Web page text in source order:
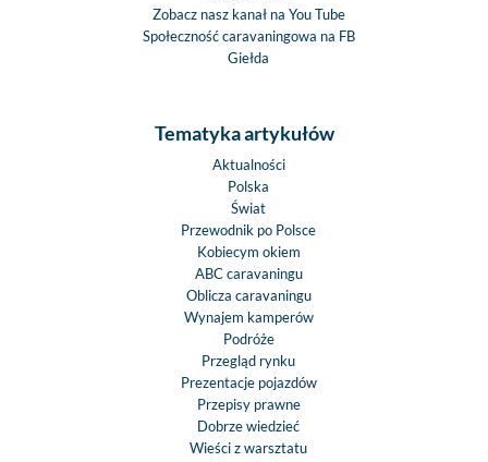
Zobacz nasz kanał na You Tube
Społeczność caravaningowa na FB
Giełda
Tematyka artykułów
Aktualności
Polska
Świat
Przewodnik po Polsce
Kobiecym okiem
ABC caravaningu
Oblicza caravaningu
Wynajem kamperów
Podróże
Przegląd rynku
Prezentacje pojazdów
Przepisy prawne
Dobrze wiedzieć
Wieści z warsztatu